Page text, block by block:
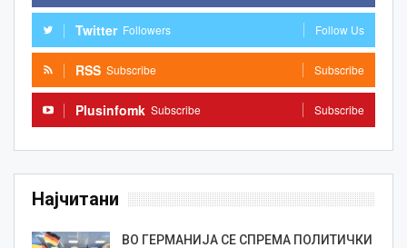
Twitter Followers Follow Us
RSS Subscribe Subscribe
Plusinfomk Subscribe Subscribe
Најчитани
ВО ГЕРМАНИЈА СЕ СПРЕМА ПОЛИТИЧКИ